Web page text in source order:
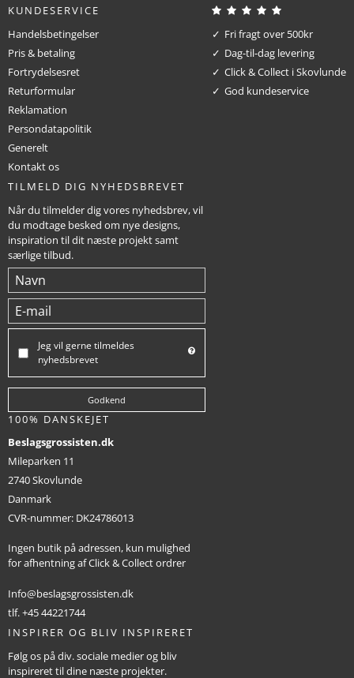
KUNDESERVICE
Handelsbetingelser
Pris & betaling
Fortrydelsesret
Returformular
Reklamation
Persondatapolitik
Generelt
Kontakt os
Fri fragt over 500kr
Dag-til-dag levering
Click & Collect i Skovlunde
God kundeservice
TILMELD DIG NYHEDSBREVET
Når du tilmelder dig vores nyhedsbrev, vil
du modtage besked om nye designs,
inspiration til dit næste projekt samt
særlige tilbud.
Jeg vil gerne tilmeldes
nyhedsbrevet
Godkend
100% DANSKEJET
Beslagsgrossisten.dk
Mileparken 11
2740 Skovlunde
Danmark
CVR-nummer: DK24786013
Ingen butik på adressen, kun mulighed
for afhentning af Click & Collect ordrer
Info@beslagsgrossisten.dk
tlf. +45 44221744
INSPIRER OG BLIV INSPIRERET
Følg os på div. sociale medier og bliv
inspireret til dine næste projekter.